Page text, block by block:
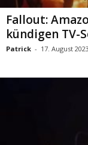
Fallout:
kündigen TV-
Patrick - 17. August 2023